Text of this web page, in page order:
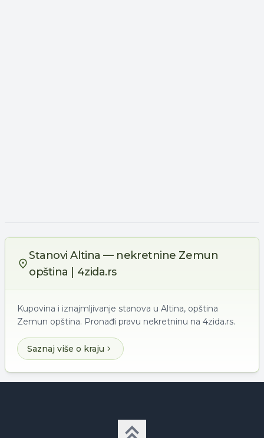
Stanovi Altina — nekretnine Zemun
opština | 4zida.rs
Kupovina i iznajmljivanje stanova u Altina, opština
Zemun opština. Pronađi pravu nekretninu na 4zida.rs.
Saznaj više o kraju